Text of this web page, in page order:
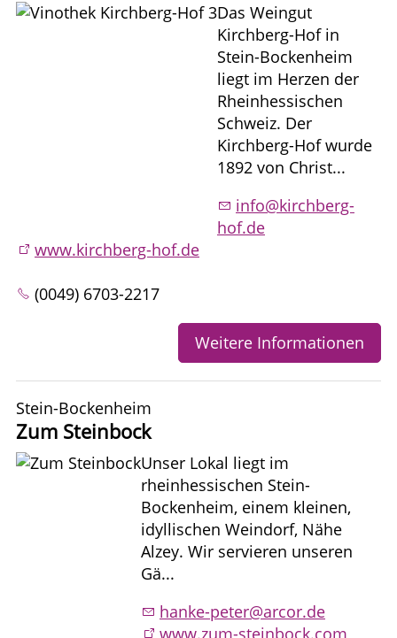
Das Weingut
Kirchberg-Hof in
Stein-Bockenheim
liegt im Herzen der
Rheinhessischen
Schweiz. Der
Kirchberg-Hof wurde
1892 von Christ...
info@kirchberg-
hof.de
www.kirchberg-hof.de
(0049) 6703-2217
Weitere Informationen
Stein-Bockenheim
Zum Steinbock
Unser Lokal liegt im
rheinhessischen Stein-
Bockenheim, einem kleinen,
idyllischen Weindorf, Nähe
Alzey. Wir servieren unseren
Gä...
hanke-peter@arcor.de
www.zum-steinbock.com